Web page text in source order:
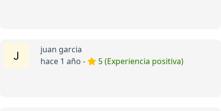
juan garcia
hace 1 año -
5 (Experiencia positiva)